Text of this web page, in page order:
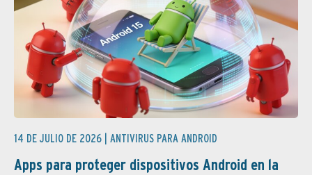
14 DE JULIO DE 2026 | ANTIVIRUS PARA ANDROID
Apps para proteger dispositivos Android en la